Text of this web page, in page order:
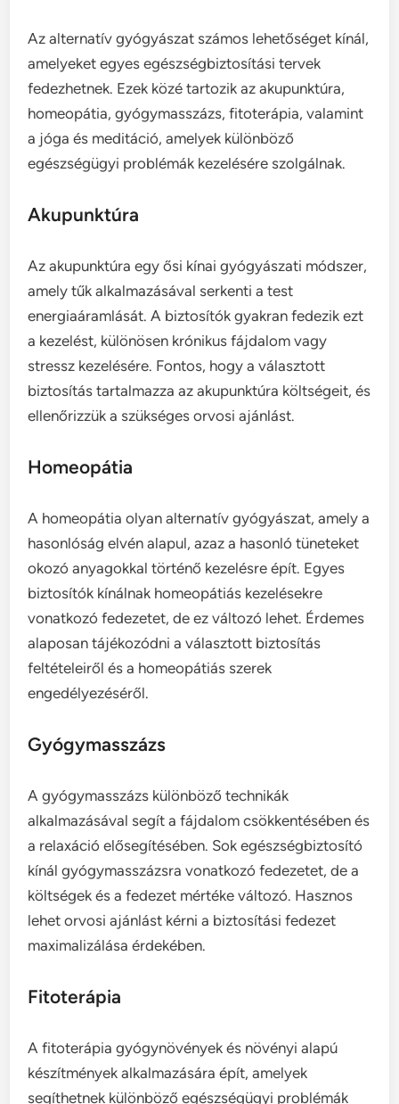
Az alternatív gyógyászat számos lehetőséget kínál,
amelyeket egyes egészségbiztosítási tervek
fedezhetnek. Ezek közé tartozik az akupunktúra,
homeopátia, gyógymasszázs, fitoterápia, valamint
a jóga és meditáció, amelyek különböző
egészségügyi problémák kezelésére szolgálnak.
Akupunktúra
Az akupunktúra egy ősi kínai gyógyászati módszer,
amely tűk alkalmazásával serkenti a test
energiaáramlását. A biztosítók gyakran fedezik ezt
a kezelést, különösen krónikus fájdalom vagy
stressz kezelésére. Fontos, hogy a választott
biztosítás tartalmazza az akupunktúra költségeit, és
ellenőrizzük a szükséges orvosi ajánlást.
Homeopátia
A homeopátia olyan alternatív gyógyászat, amely a
hasonlóság elvén alapul, azaz a hasonló tüneteket
okozó anyagokkal történő kezelésre épít. Egyes
biztosítók kínálnak homeopátiás kezelésekre
vonatkozó fedezetet, de ez változó lehet. Érdemes
alaposan tájékozódni a választott biztosítás
feltételeiről és a homeopátiás szerek
engedélyezéséről.
Gyógymasszázs
A gyógymasszázs különböző technikák
alkalmazásával segít a fájdalom csökkentésében és
a relaxáció elősegítésében. Sok egészségbiztosító
kínál gyógymasszázsra vonatkozó fedezetet, de a
költségek és a fedezet mértéke változó. Hasznos
lehet orvosi ajánlást kérni a biztosítási fedezet
maximalizálása érdekében.
Fitoterápia
A fitoterápia gyógynövények és növényi alapú
készítmények alkalmazására épít, amelyek
segíthetnek különböző egészségügyi problémák